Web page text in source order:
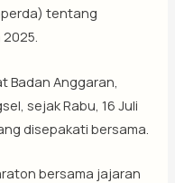
tentang
2025.
Badan Anggaran,
sejak Rabu, 16 Juli
disepakati bersama.
bersama jajaran